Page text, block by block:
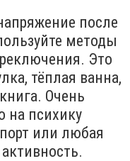
после
методы
Это
тёплая ванна,
Очень
на психику
или любая